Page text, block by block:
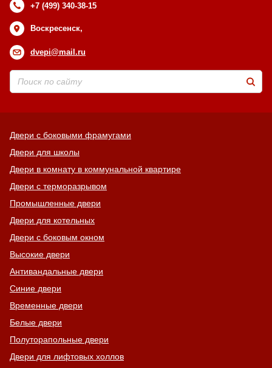
+7 (499) 340-38-15
Воскресенск,
dvepi@mail.ru
Двери с боковыми фрамугами
Двери для школы
Двери в комнату в коммунальной квартире
Двери с терморазрывом
Промышленные двери
Двери для котельных
Двери с боковым окном
Высокие двери
Антивандальные двери
Синие двери
Временные двери
Белые двери
Полуторапольные двери
Двери для лифтовых холлов